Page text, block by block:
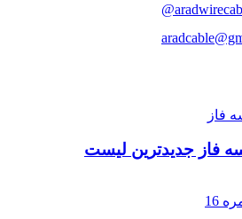
فاز جدیدترین لیست